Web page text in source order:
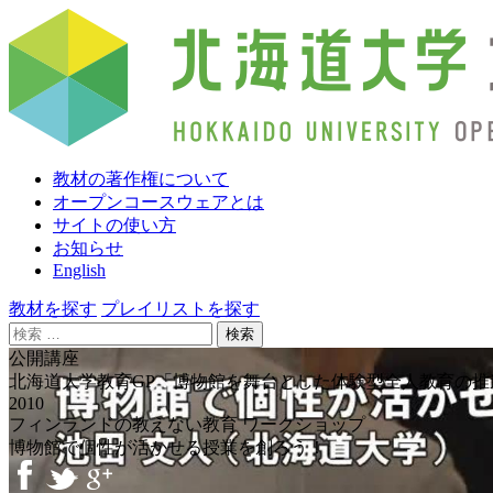
教材の著作権について
オープンコースウェアとは
サイトの使い方
お知らせ
English
教材を探す プレイリストを探す
検
索:
公開講座
北海道大学教育GP「博物館を舞台とした体験型全人教育の
2010
フィンランドの教えない教育 ワークショップ
博物館で個性が活かせる授業を創ろう！